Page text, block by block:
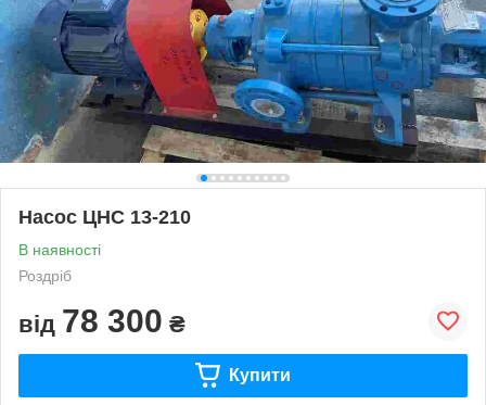
Насос ЦНС 13-210
В наявності
Роздріб
від 78 300 ₴
Купити